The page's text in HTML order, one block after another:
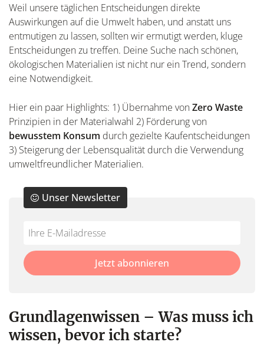
Weil unsere täglichen Entscheidungen direkte
Auswirkungen auf die Umwelt haben, und anstatt uns
entmutigen zu lassen, sollten wir ermutigt werden, kluge
Entscheidungen zu treffen. Deine Suche nach schönen,
ökologischen Materialien ist nicht nur ein Trend, sondern
eine Notwendigkeit.
Hier ein paar Highlights: 1) Übernahme vonZero Waste
Prinzipien in der Materialwahl 2) Förderung von
bewusstem Konsum durch gezielte Kaufentscheidungen
3) Steigerung der Lebensqualität durch die Verwendung
umweltfreundlicher Materialien.
Do
fill
this
Unser Newsletter
*Ihre
Mailadresse:
Jetzt abonnieren
Grundlagenwissen – Was muss ich
wissen, bevor ich starte?